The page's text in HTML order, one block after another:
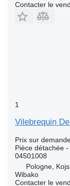
Contacter le
1
Vilebrequin
Prix sur
Pièce détachée
04501008
Pologne,
Wibako
Contacter le